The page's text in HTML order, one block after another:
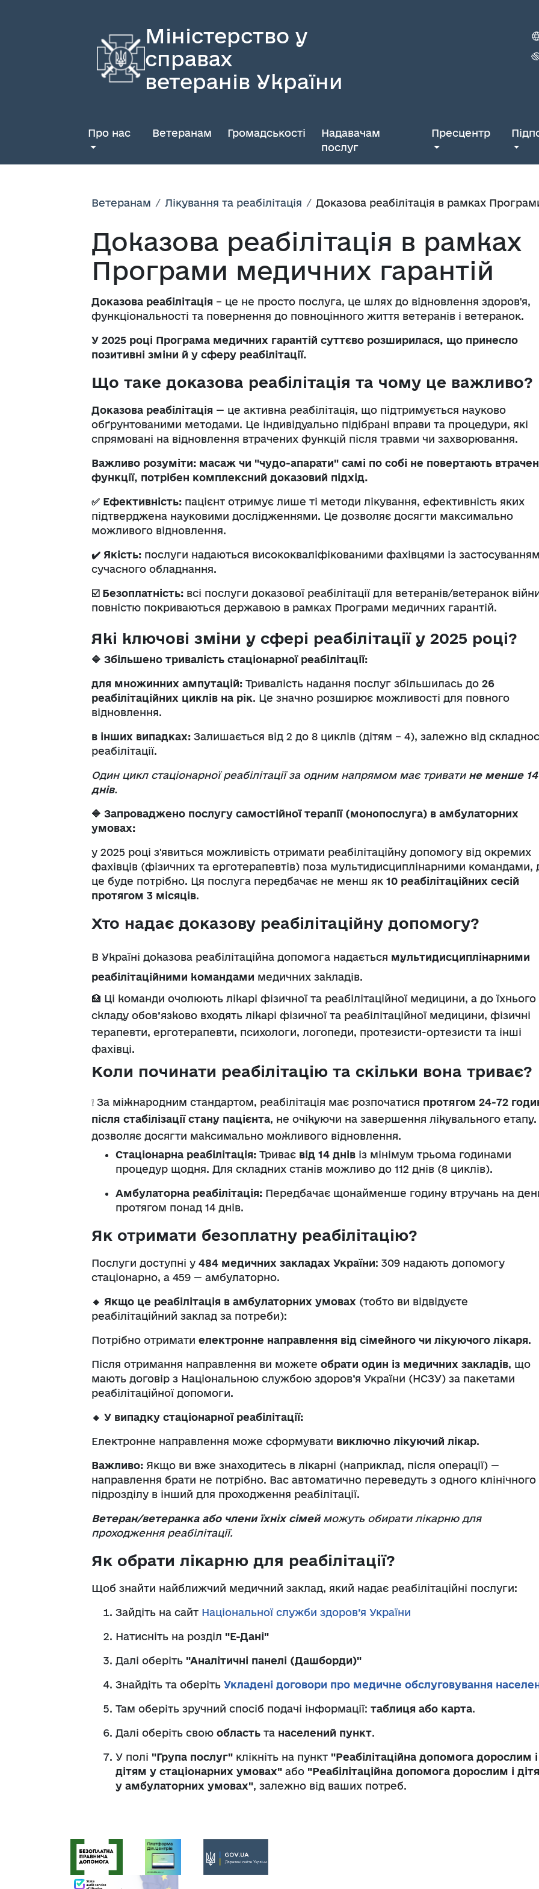
Міністерство у
справах
ветеранів України
Про нас Ветеранам Громадськості
Надавачам
послуг
Пресцентр
Ветеранам Лікування та реабілітація Доказова реабілітація в рамках
Доказова реабілітація в рамках
Програми медичних гарантій
Доказова реабілітація – це не просто послуга, це шлях до відновлення здоров'я,
функціональності та повернення до повноцінного життя ветеранів і ветеранок.
У 2025 році Програма медичних гарантій суттєво розширилася, що принесло
позитивні зміни й у сферу реабілітації.
Що таке доказова реабілітація та чому це важливо?
Доказова реабілітація — це активна реабілітація, що підтримується науково
обґрунтованими методами. Це індивідуально підібрані вправи та процедури, які
спрямовані на відновлення втрачених функцій після травми чи захворювання.
Важливо розуміти: масаж чи "чудо-апарати" самі по собі не повертають
функції, потрібен комплексний доказовий підхід.
✅ Ефективність: пацієнт отримує лише ті методи лікування, ефективність яких
підтверджена науковими дослідженнями. Це дозволяє досягти максимально
можливого відновлення.
✔️ Якість: послуги надаються висококваліфікованими фахівцями із
сучасного обладнання.
☑️ Безоплатність: всі послуги доказової реабілітації для ветеранів/ветеранок
повністю покриваються державою в рамках Програми медичних гарантій.
Які ключові зміни у сфері реабілітації у 2025 році?
🔷 Збільшено тривалість стаціонарної реабілітації:
для множинних ампутацій: Тривалість надання послуг збільшилась до 26
реабілітаційних циклів на рік. Це значно розширює можливості для повного
відновлення.
в інших випадках: Залишається від 2 до 8 циклів (дітям – 4), залежно від
реабілітації.
Один цикл стаціонарної реабілітації за одним напрямом має тривати не менше 14
днів.
🔷 Запроваджено послугу самостійної терапії (монопослуга) в амбулаторних
умовах:
у 2025 році з'явиться можливість отримати реабілітаційну допомогу від окремих
фахівців (фізичних та ерготерапевтів) поза мультидисциплінарними командами,
це буде потрібно. Ця послуга передбачає не менш як 10 реабілітаційних сесій
протягом 3 місяців.
Хто надає доказову реабілітаційну допомогу?
В Україні доказова реабілітаційна допомога надається мультидисциплінарними
реабілітаційними командами медичних закладів.
🏥 Ці команди очолюють лікарі фізичної та реабілітаційної медицини, а до їхнього
складу обов’язково входять лікарі фізичної та реабілітаційної медицини, фізичні
терапевти, ерготерапевти, психологи, логопеди, протезисти-ортезисти та інші
фахівці.
Коли починати реабілітацію та скільки вона триває?
❕ За міжнародним стандартом, реабілітація має розпочатися протягом 24-72
після стабілізації стану пацієнта, не очікуючи на завершення лікувального
дозволяє досягти максимально можливого відновлення.
Стаціонарна реабілітація: Триває від 14 днів із мінімум трьома годинами
процедур щодня. Для складних станів можливо до 112 днів (8 циклів).
Амбулаторна реабілітація: Передбачає щонайменше годину втручань на
протягом понад 14 днів.
Як отримати безоплатну реабілітацію?
Послуги доступні у 484 медичних закладах України: 309 надають допомогу
стаціонарно, а 459 — амбулаторно.
🔸 Якщо це реабілітація в амбулаторних умовах (тобто ви відвідуєте
реабілітаційний заклад за потреби):
Потрібно отримати електронне направлення від сімейного чи лікуючого лікаря.
Після отримання направлення ви можете обрати один із медичних закладів, що
мають договір з Національною службою здоров’я України (НСЗУ) за пакетами
реабілітаційної допомоги.
🔸 У випадку стаціонарної реабілітації:
Електронне направлення може сформувати виключно лікуючий лікар.
Важливо: Якщо ви вже знаходитесь в лікарні (наприклад, після операції) —
направлення брати не потрібно. Вас автоматично переведуть з одного клінічного
підрозділу в інший для проходження реабілітації.
Ветеран/ветеранка або члени їхніх сімей можуть обирати лікарню для
проходження реабілітації.
Як обрати лікарню для реабілітації?
Щоб знайти найближчий медичний заклад, який надає реабілітаційні послуги:
Зайдіть на сайт Національної служби здоров’я України
Натисніть на розділ "Е-Дані"
Далі оберіть "Аналітичні панелі (Дашборди)"
Знайдіть та оберіть Укладені договори про медичне обслуговування
Там оберіть зручний спосіб подачі інформації: таблиця або карта.
Далі оберіть свою область та населений пункт.
У полі "Група послуг" клікніть на пункт "Реабілітаційна допомога дорослим і
дітям у стаціонарних умовах" або "Реабілітаційна допомога дорослим і
у амбулаторних умовах", залежно від ваших потреб.